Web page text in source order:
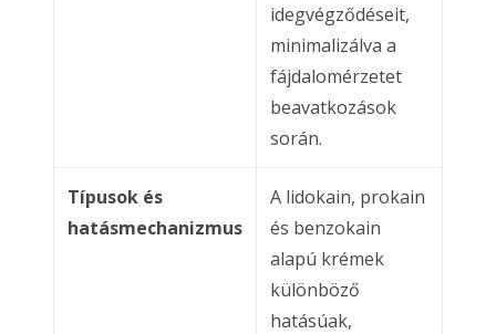
idegvégződéseit,
minimalizálva a
fájdalomérzetet
beavatkozások
során.
Típusok és
hatásmechanizmus
A lidokain, prokain
és benzokain
alapú krémek
különböző
hatásúak,